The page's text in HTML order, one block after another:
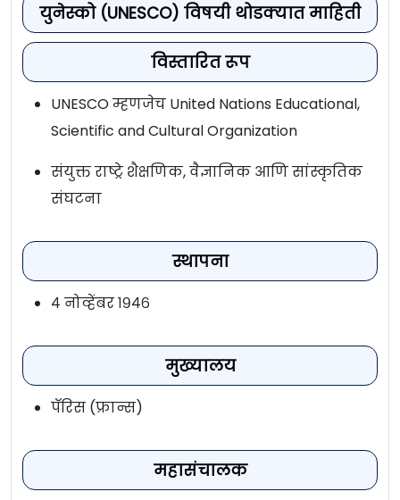
युनेस्को (UNESCO) विषयी थोडक्यात माहिती
विस्तारित रूप
UNESCO म्हणजेच United Nations Educational,
Scientific and Cultural Organization
संयुक्त राष्ट्रे शैक्षणिक, वैज्ञानिक आणि सांस्कृतिक
संघटना
स्थापना
४ नोव्हेंबर १९४६
मुख्यालय
पॅरिस (फ्रान्स)
महासंचालक